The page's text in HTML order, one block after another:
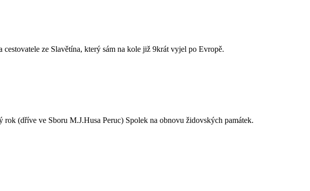
ze Slavětína, který sám na kole již 9krát vyjel po Evropě.
(dříve ve Sboru M.J.Husa Peruc) Spolek na obnovu židovských památek.